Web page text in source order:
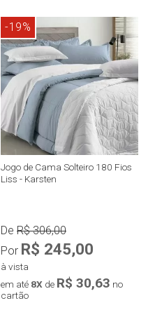
Compra rápida
-19%
Jogo de Cama Solteiro 180 Fios
Liss - Karsten
De R$ 306,00
Por R$ 245,00
à vista
em até 8X de R$ 30,63 no
cartão